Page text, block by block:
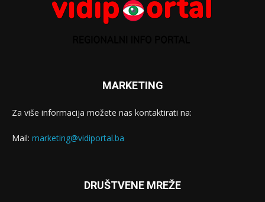
MARKETING
Za više informacija možete nas kontaktirati na:
Mail: marketing@vidiportal.ba
DRUŠTVENE MREŽE